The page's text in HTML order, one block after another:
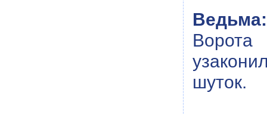
Ведьма:
шуток.